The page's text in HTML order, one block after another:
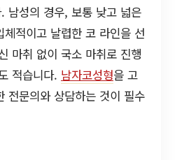
남성의 경우, 보통 낮고 넓은
적이고 날렵한 코 라인을 선
마취 없이 국소 마취로 진행
적습니다. 남자코성형을 고
전문의와 상담하는 것이 필수